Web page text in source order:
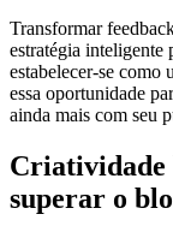
Transformar
estratégia inteligente
estabelecer-se como
essa oportunidade
ainda mais com seu
Criatividade
superar o